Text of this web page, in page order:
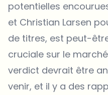
potentielles
et Christian Larsen
de titres, est peut-
cruciale sur le
verdict devrait être
venir, et il y a des